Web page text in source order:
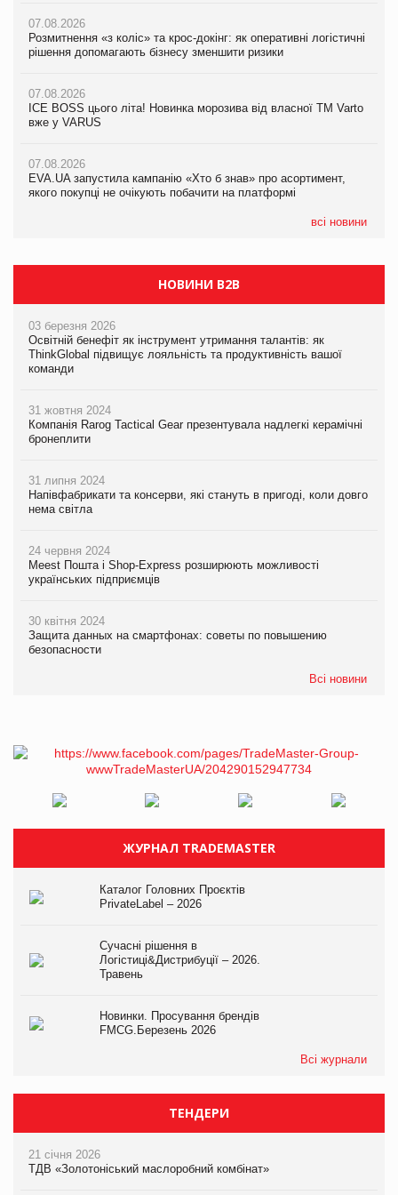
07.08.2026
Розмитнення «з коліс» та крос-докінг: як оперативні логістичні
рішення допомагають бізнесу зменшити ризики
07.08.2026
ICE BOSS цього літа! Новинка морозива від власної ТМ Varto
вже у VARUS
07.08.2026
EVA.UA запустила кампанію «Хто б знав» про асортимент,
якого покупці не очікують побачити на платформі
всі новини
07.08.2026
Розмитнення «з коліс» та крос-докінг: як оперативні логістичні
рішення допомагають бізнесу зменшити ризики
07.08.2026
ICE BOSS цього літа! Новинка морозива від власної ТМ Varto
вже у VARUS
07.08.2026
EVA.UA запустила кампанію «Хто б знав» про асортимент,
якого покупці не очікують побачити на платформі
07.08.2026
Kraft Heinz скоротила збиток у першому півріччі
Продажі Hugo Boss впали на 9%
НОВИНИ B2B
03 березня 2026
Освітній бенефіт як інструмент утримання талантів: як
ThinkGlobal підвищує лояльність та продуктивність вашої
команди
31 жовтня 2024
Компанія Rarog Tactical Gear презентувала надлегкі керамічні
бронеплити
31 липня 2024
Напівфабрикати та консерви, які стануть в пригоді, коли довго
нема світла
24 червня 2024
Meest Пошта і Shop-Express розширюють можливості
українських підприємців
30 квітня 2024
Защита данных на смартфонах: советы по повышению
безопасности
Всі новини
ЖУРНАЛ TRADEMASTER
Каталог Головних Проєктів
PrivateLabel – 2026
Сучасні рішення в
Логістиці&Дистрибуції – 2026.
Травень
Новинки. Просування брендів
FMCG.Березень 2026
Всі журнали
ТЕНДЕРИ
21 січня 2026
ТДВ «Золотоніський маслоробний комбінат»